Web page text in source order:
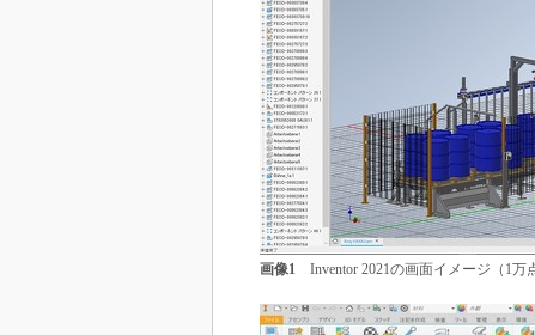
画像1Inventor 2021の画面イメージ（1万